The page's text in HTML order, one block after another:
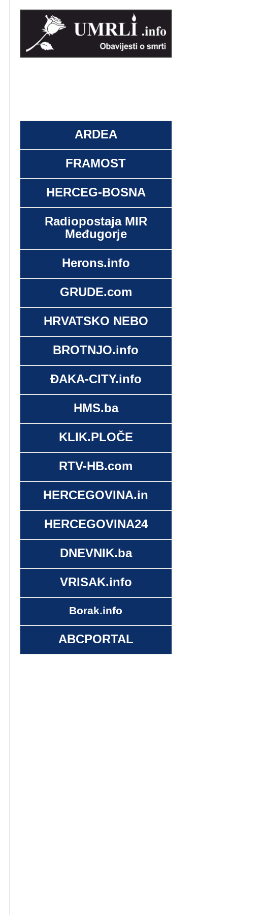
ARDEA
FRAMOST
HERCEG-BOSNA
Radiopostaja MIR
Međugorje
Herons.info
GRUDE.com
HRVATSKO NEBO
BROTNJO.info
ĐAKA-CITY.info
HMS.ba
KLIK.PLOČE
RTV-HB.com
HERCEGOVINA.in
HERCEGOVINA24
DNEVNIK.ba
VRISAK.info
Borak.info
ABCPORTAL